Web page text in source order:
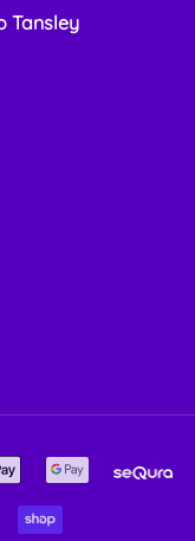
Tansley